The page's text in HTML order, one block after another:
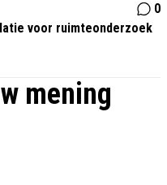
0
voor ruimteonderzoek
mening